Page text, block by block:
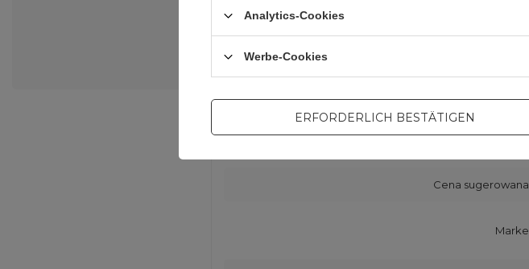
Cena sugerowana
Marke
Analytics-Cookies
Werbe-Cookies
ERFORDERLICH BESTÄTIGEN